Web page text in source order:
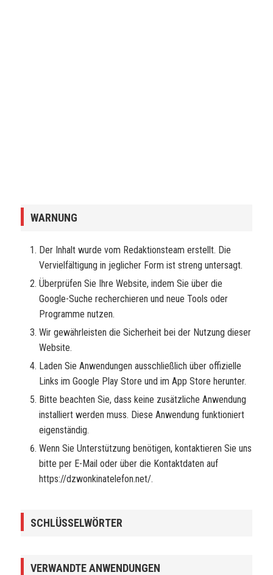
WARNUNG
Der Inhalt wurde vom Redaktionsteam erstellt. Die
Vervielfältigung in jeglicher Form ist streng untersagt.
Überprüfen Sie Ihre Website, indem Sie über die
Google-Suche recherchieren und neue Tools oder
Programme nutzen.
Wir gewährleisten die Sicherheit bei der Nutzung dieser
Website.
Laden Sie Anwendungen ausschließlich über offizielle
Links im Google Play Store und im App Store herunter.
Bitte beachten Sie, dass keine zusätzliche Anwendung
installiert werden muss. Diese Anwendung funktioniert
eigenständig.
Wenn Sie Unterstützung benötigen, kontaktieren Sie uns
bitte per E-Mail oder über die Kontaktdaten auf
https://dzwonkinatelefon.net/.
SCHLÜSSELWÖRTER
VERWANDTE ANWENDUNGEN